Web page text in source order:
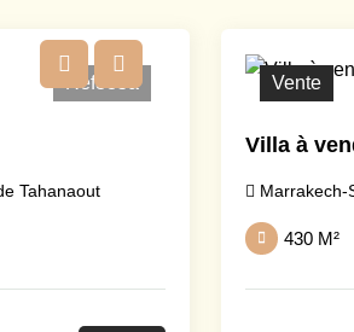
Ref385a
Tahanaout
Vente
Villa à
Marrakech-
430 M²